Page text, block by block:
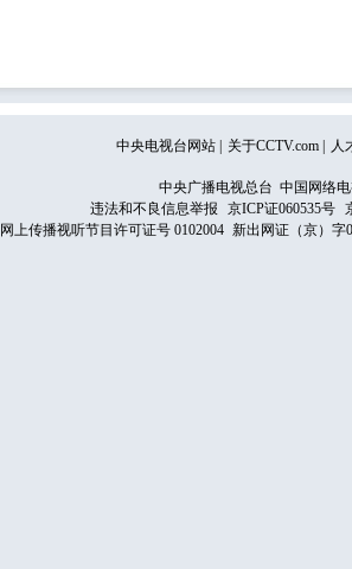
中央电视台网站 关于CCTV.com 人
中央广播电视总台 中国网络
违法和不良信息举报
京ICP证060535号
网上传播视听节目许可证号 0102004 新出网证（京）